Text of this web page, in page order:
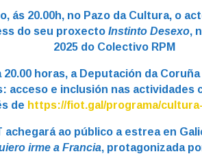
ás 20.00h, no Pazo da Cultura, o
do seu proxecto Instinto Desexo,
2025 do Colectivo RPM
20.00 horas, a Deputación da
acceso e inclusión nas actividades
de https://fiot.gal/programa/
achegará ao público a estrea en
irme a Francia, protagonizada